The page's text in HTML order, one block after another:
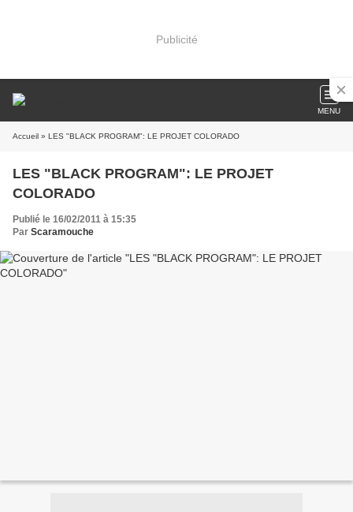
Publicité
MENU
Accueil » LES "BLACK PROGRAM": LE PROJET COLORADO
LES "BLACK PROGRAM": LE PROJET
COLORADO
Publié le 16/02/2011 à 15:35
Par Scaramouche